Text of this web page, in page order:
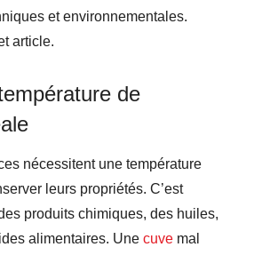
et environnementales.
article.
de
nécessitent une température
leurs propriétés. C’est
produits chimiques, des huiles,
alimentaires. Une cuve mal